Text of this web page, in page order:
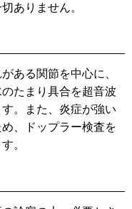
ありません。
ある関節を中心に、
たまり具合を超音波
。また、炎症が強い
、ドップラー検査を
。